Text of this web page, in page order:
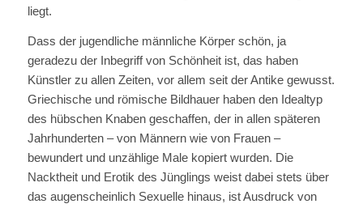
liegt.
Dass der jugendliche männliche Körper schön, ja
geradezu der Inbegriff von Schönheit ist, das haben
Künstler zu allen Zeiten, vor allem seit der Antike gewusst.
Griechische und römische Bildhauer haben den Idealtyp
des hübschen Knaben geschaffen, der in allen späteren
Jahrhunderten – von Männern wie von Frauen –
bewundert und unzählige Male kopiert wurden. Die
Nacktheit und Erotik des Jünglings weist dabei stets über
das augenscheinlich Sexuelle hinaus, ist Ausdruck von